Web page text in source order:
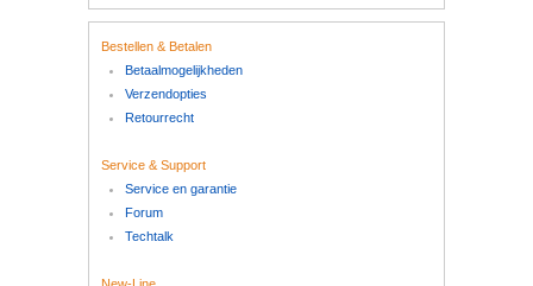
Bestellen & Betalen
Betaalmogelijkheden
Verzendopties
Retourrecht
Service & Support
Service en garantie
Forum
Techtalk